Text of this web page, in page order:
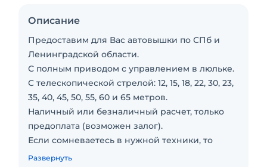
Описание
Предоставим для Вас автовышки по СПб и
Ленинградской области.
С полным приводом с управлением в люльке.
С телескопической стрелой: 12, 15, 18, 22, 30, 23,
35, 40, 45, 50, 55, 60 и 65 метров.
Наличный или безналичный расчет, только
предоплата (возможен залог).
Если сомневаетесь в нужной техники, то
проконсультируйтесь с менеджером по
Развернуть